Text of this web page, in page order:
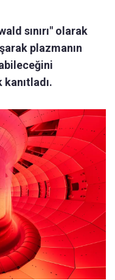
sınırı" olarak
plazmanın